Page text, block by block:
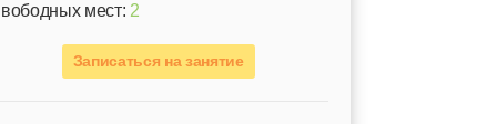
мест: 2
Записаться на занятие